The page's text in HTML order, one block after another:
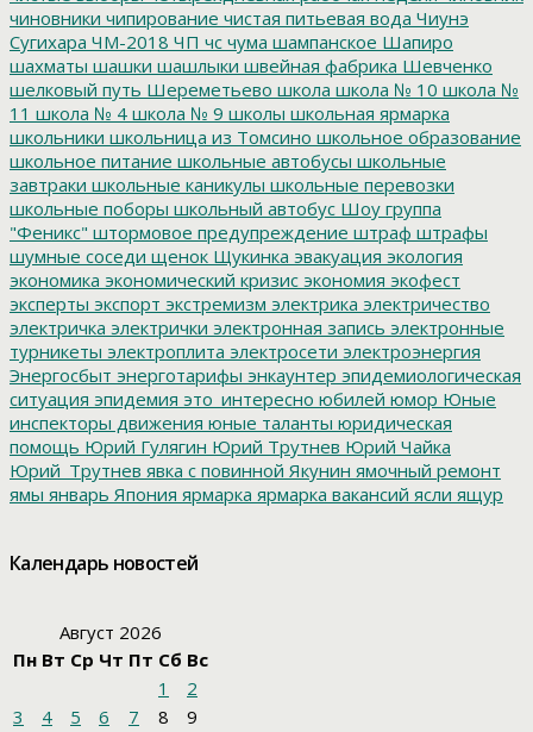
чиновники чипирование чистая питьевая вода Чиунэ
Сугихара ЧМ-2018 ЧП чс чума шампанское Шапиро
шахматы шашки шашлыки швейная фабрика Шевченко
шелковый путь Шереметьево школа школа № 10 школа №
11 школа № 4 школа № 9 школы школьная ярмарка
школьники школьница из Томсино школьное образование
школьное питание школьные автобусы школьные
завтраки школьные каникулы школьные перевозки
школьные поборы школьный автобус Шоу группа
"Феникс" штормовое предупреждение штраф штрафы
шумные соседи щенок Щукинка эвакуация экология
экономика экономический кризис экономия экофест
эксперты экспорт экстремизм электрика электричество
электричка электрички электронная запись электронные
турникеты электроплита электросети электроэнергия
Энергосбыт энерготарифы энкаунтер эпидемиологическая
ситуация эпидемия это_интересно юбилей юмор Юные
инспекторы движения юные таланты юридическая
помощь Юрий Гулягин Юрий Трутнев Юрий Чайка
Юрий_Трутнев явка с повинной Якунин ямочный ремонт
ямы январь Япония ярмарка ярмарка вакансий ясли ящур
Календарь новостей
Август 2026
Пн Вт Ср Чт Пт Сб Вс
1
2
3
4 5 6 7 8
9